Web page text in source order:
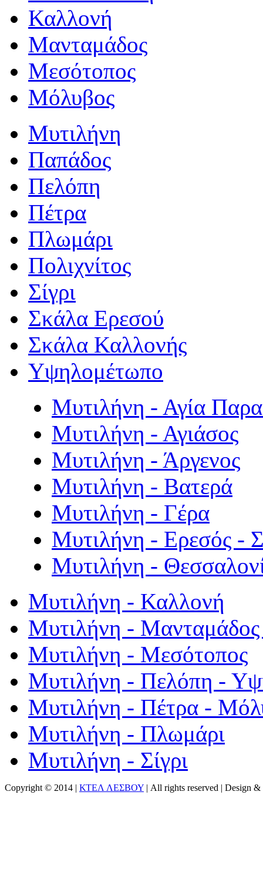
Καλλονή
Μανταμάδος
Μεσότοπος
Μόλυβος
Μυτιλήνη
Παπάδος
Πελόπη
Πέτρα
Πλωμάρι
Πολιχνίτος
Σίγρι
Σκάλα Ερεσού
Σκάλα Καλλονής
Υψηλομέτωπο
Μυτιλήνη - Αγία
Μυτιλήνη - Αγιάσος
Μυτιλήνη - Άργενος
Μυτιλήνη - Βατερά
Μυτιλήνη - Γέρα
Μυτιλήνη - Ερεσός -
Μυτιλήνη -
Μυτιλήνη - Καλλονή
Μυτιλήνη - Μανταμάδος
Μυτιλήνη - Μεσότοπος
Μυτιλήνη - Πελόπη -
Μυτιλήνη - Πέτρα -
Μυτιλήνη - Πλωμάρι
Μυτιλήνη - Σίγρι
Copyright © 2014 | ΚΤΕΛ ΛΕΣΒΟΥ | All rights reserved | Design &